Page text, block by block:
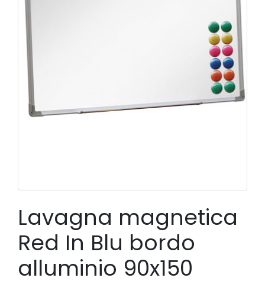
Lavagna magnetica
Red In Blu bordo
alluminio 90x150